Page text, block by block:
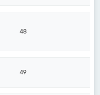
48
49